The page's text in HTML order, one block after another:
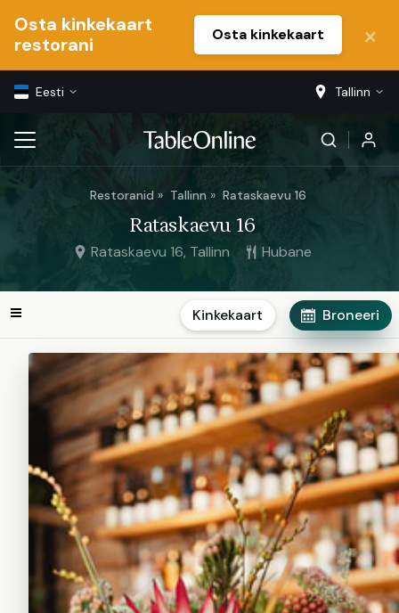
Osta kinkekaart
restorani
Osta kinkekaart
Eesti Tallinn
Restoranid Tallinn Rataskaevu 16
Rataskaevu 16
Rataskaevu 16, Tallinn Hubane
Broneeri
Kinkekaart